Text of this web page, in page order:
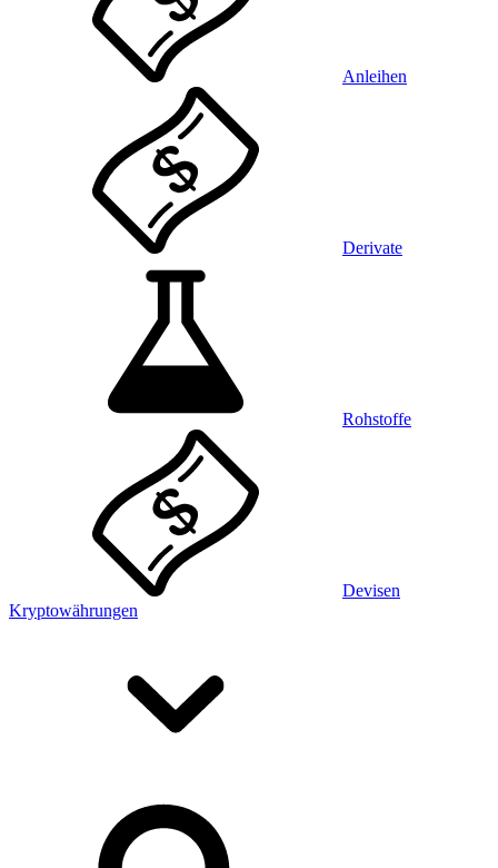
Anleihen
Derivate
Rohstoffe
Devisen
Kryptowährungen